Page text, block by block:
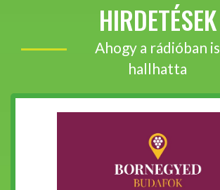
HIRDETÉSEK
Ahogy a rádióban is
hallhatta